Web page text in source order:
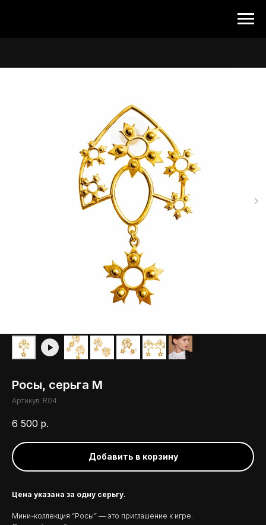
Росы, серьга M
Артикул: R04
6 500 р.
Добавить в корзину
Цена указана за одну серьгу.
Мини-коллекция “Росы” — это приглашение к игре.